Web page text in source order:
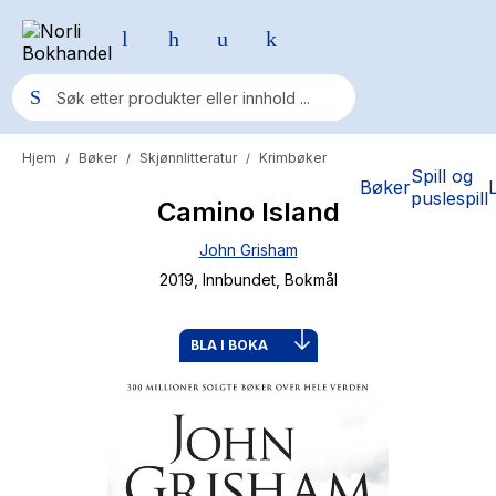
BøkerSpill og
puslespill
Populære søk
Fury Bound - Sable Sorensen
Hypopressiv trening
Hjem / Bøker / Skjønnlitteratur / Krimbøker
Camino Island
John Grisham
2019 , Innbundet, Bokmål
BLA I BOKA